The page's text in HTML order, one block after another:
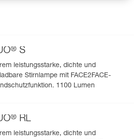
® S
leistungsstarke, dichte und
Stirnlampe mit FACE2FACE-
1100 Lumen
® RL
leistungsstarke, dichte und